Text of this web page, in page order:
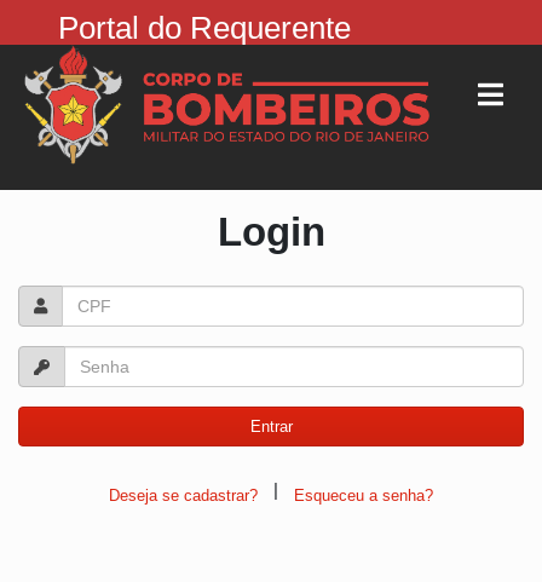
Portal do Requerente
Login
Deseja se cadastrar? | Esqueceu a senha?